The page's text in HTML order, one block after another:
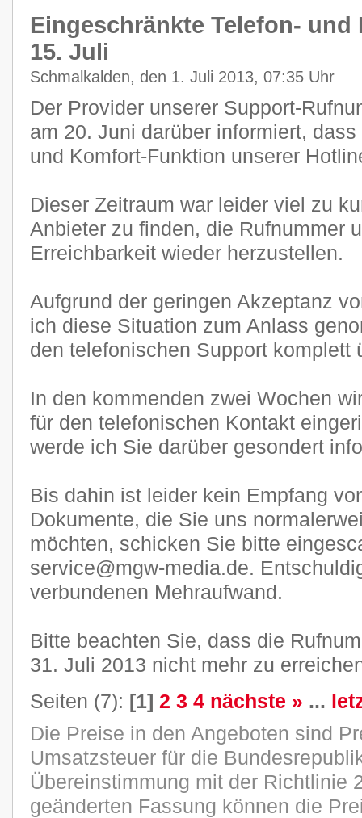
Eingeschränkte Telefon-
15. Juli
Schmalkalden, den 1. Juli 2013, 07:35 Uhr
Der Provider unserer Support-
am 20. Juni darüber informiert,
und Komfort-Funktion unserer
Dieser Zeitraum war leider viel zu
Anbieter zu finden, die Rufnummer
Erreichbarkeit wieder herzustellen.
Aufgrund der geringen Akzeptanz
ich diese Situation zum Anlass
den telefonischen Support komplett
In den kommenden zwei Wochen
für den telefonischen Kontakt
werde ich Sie darüber gesondert
Bis dahin ist leider kein Empfang
Dokumente, die Sie uns
möchten, schicken Sie bitte
service@mgw-media.de.
verbundenen Mehraufwand.
Bitte beachten Sie, dass die
31. Juli 2013 nicht mehr zu
Seiten (7): [1] 2 3 4 nächste » ...
Die Preise in den Angeboten sind
Umsatzsteuer für die
Übereinstimmung mit der Richtlinie
geänderten Fassung können die